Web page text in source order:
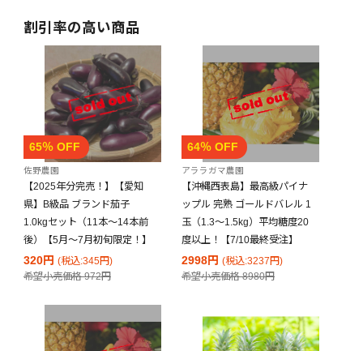
割引率の高い商品
65％ OFF
佐野農園
【2025年分完売！】【愛知
県】B級品 ブランド茄子
1.0kgセット（11本～14本前
後）【5月～7月初旬限定！】
320円 (税込:345円)
希望小売価格972円
64％ OFF
アララガマ農園
【沖縄西表島】最高級パイナ
ップル 完熟 ゴールドバレル 1
玉（1.3～1.5kg）平均糖度20
度以上！【7/10最終受注】
2998円 (税込:3237円)
希望小売価格8980円